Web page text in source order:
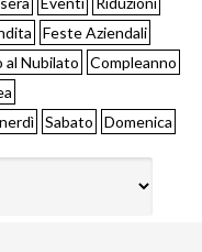
Feste Aziendali
al Nubilato
Compleanno
Sabato Domenica